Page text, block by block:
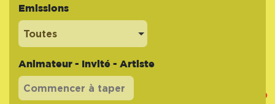
Emissions
Toutes
Animateur - Invité - Artiste